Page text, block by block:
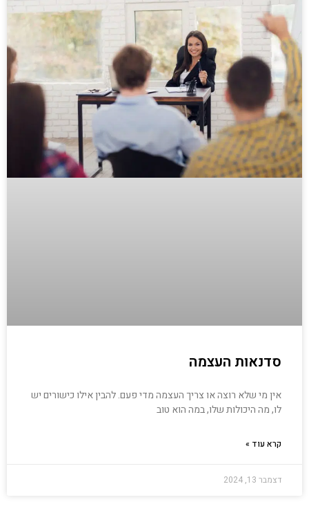
סדנאות העצמה
אין מי שלא רוצה או צריך העצמה מדי פעם. להבין אילו כישורים יש
לו, מה היכולות שלו, במה הוא טוב
קרא עוד »
דצמבר 13, 2024